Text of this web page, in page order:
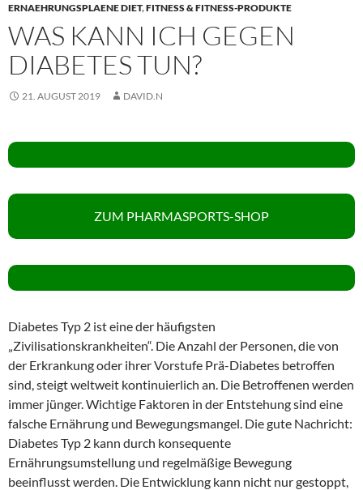
ERNAEHRUNGSPLAENE DIET,FITNESS & FITNESS-PRODUKTE
WAS KANN ICH GEGEN
DIABETES TUN?
21. AUGUST 2019 DAVID.N
ZUM PHARMASPORTS-SHOP
Diabetes Typ 2 ist eine der häufigsten
„Zivilisationskrankheiten“. Die Anzahl der Personen, die von
der Erkrankung oder ihrer Vorstufe Prä-Diabetes betroffen
sind, steigt weltweit kontinuierlich an. Die Betroffenen werden
immer jünger. Wichtige Faktoren in der Entstehung sind eine
falsche Ernährung und Bewegungsmangel. Die gute Nachricht:
Diabetes Typ 2 kann durch konsequente
Ernährungsumstellung und regelmäßige Bewegung
beeinflusst werden. Die Entwicklung kann nicht nur gestoppt,